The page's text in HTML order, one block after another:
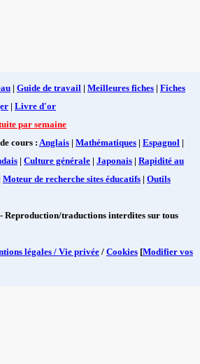
| Guide de travail | Meilleures fiches | Fiches
| Livre d'or
par semaine
cours : Anglais | Mathématiques | Espagnol |
| Culture générale | Japonais | Rapidité au
Moteur de recherche sites éducatifs | Outils
- Reproduction/traductions interdites sur tous
légales / Vie privée / Cookies [Modifier vos